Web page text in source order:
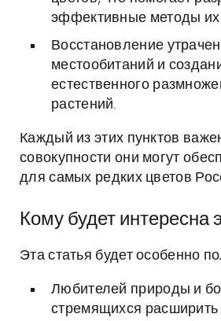
эффективные методы
Восстановление
местообитаний и
естественного
растений.
Каждый из этих пунктов
совокупности они могут
для самых редких цветов
Кому будет интересна
Эта статья будет особенно
Любителей природы и
стремящихся расширить